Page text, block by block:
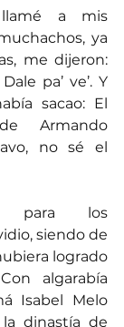
llamé a mis
ya
me dijeron:
pa’ ve’. Y
sacao: El
Armando
no sé el
para los
siendo de
logrado
algarabía
Isabel Melo
dinastía de